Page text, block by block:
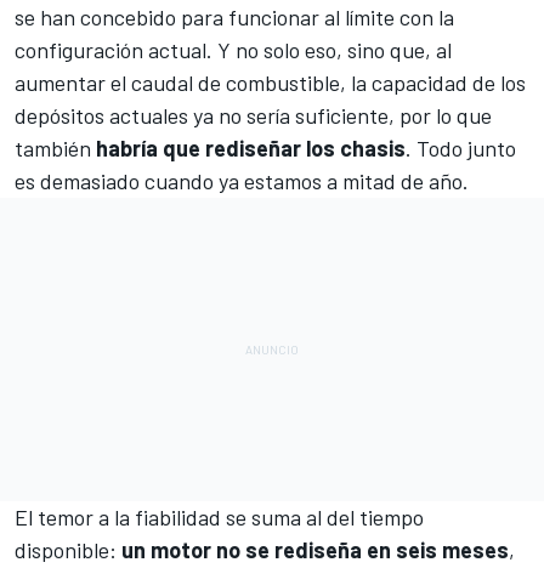
se han concebido para funcionar al límite con la
configuración actual. Y no solo eso, sino que, al
aumentar el caudal de combustible, la capacidad de los
depósitos actuales ya no sería suficiente, por lo que
también habría que rediseñar los chasis. Todo junto
es demasiado cuando ya estamos a mitad de año.
El temor a la fiabilidad se suma al del tiempo
disponible: un motor no se rediseña en seis meses,